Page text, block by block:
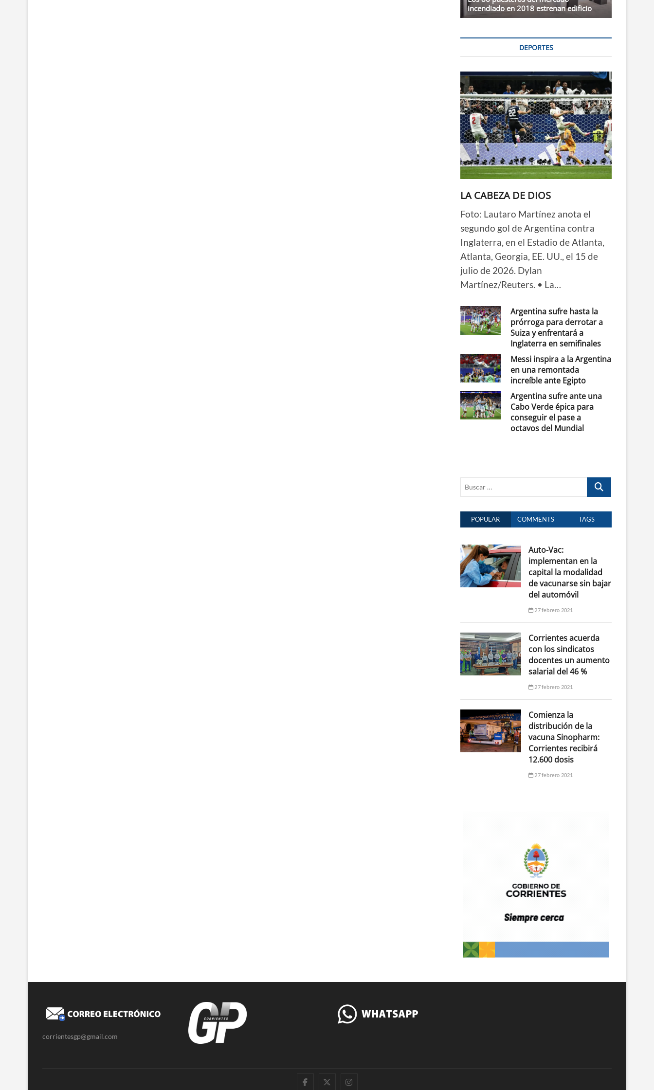
incendiado en 2018 estrenan edificio
DEPORTES
LA CABEZA DE DIOS
Foto: Lautaro Martínez anota el
segundo gol de Argentina contra
Inglaterra, en el Estadio de Atlanta,
Atlanta, Georgia, EE. UU., el 15 de
julio de 2026. Dylan
Martínez/Reuters. • La…
Argentina sufre hasta la
prórroga para derrotar a
Suiza y enfrentará a
Inglaterra en semifinales
Messi inspira a la Argentina
en una remontada
increíble ante Egipto
Argentina sufre ante una
Cabo Verde épica para
conseguir el pase a
octavos del Mundial
Buscar
POPULAR COMMENTS TAGS
Auto-Vac:
implementan en la
capital la modalidad
de vacunarse sin bajar
del automóvil
27 febrero 2021
Corrientes acuerda
con los sindicatos
docentes un aumento
salarial del 46 %
27 febrero 2021
Comienza la
distribución de la
vacuna Sinopharm:
Corrientes recibirá
12.600 dosis
27 febrero 2021
corrientesgp@gmail.com
| TwitterInstagram